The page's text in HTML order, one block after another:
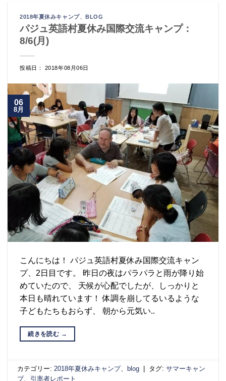
2018年夏休みキャンプ、 BLOG
パジュ英語村夏休み国際交流キャンプ：
8/6(月)
投稿日： 2018年08月06日
06
8月
こんにちは！ パジュ英語村夏休み国際交流キャン
プ、2日目です。 昨日の夜はパラパラと雨が降り始
めていたので、 天候が心配でしたが、しっかりと
本日も晴れています！ 体調を崩してるいるような
子どもたちもおらず、 朝から元気い..
続きを読む →
カテゴリー: 2018年夏休みキャンプ、 blog タグ:サマーキャン
プ、 引率者レポート